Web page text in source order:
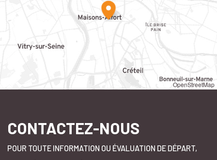
OpenStreetMap
CONTACTEZ-NOUS
POUR TOUTE INFORMATION OU ÉVALUATION DE DÉPART,